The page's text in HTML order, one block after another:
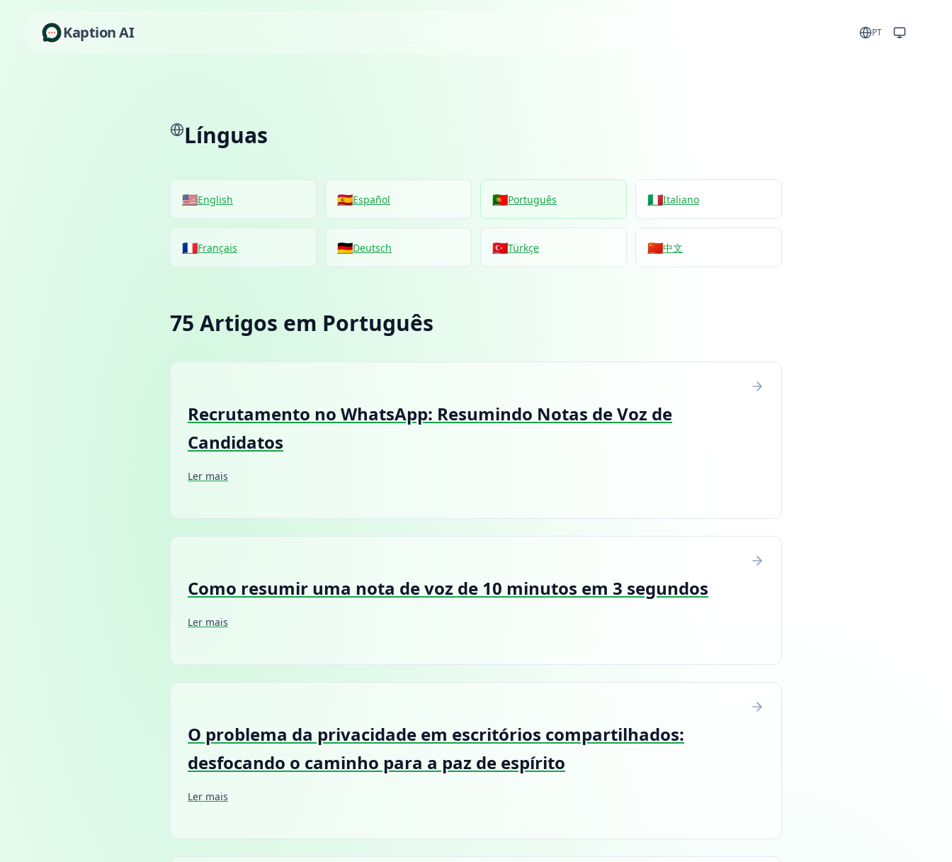
Kaption AI PT
Línguas
🇺🇸English 🇪🇸Español 🇵🇹Português 🇮🇹Italiano
🇫🇷Français 🇩🇪Deutsch 🇹🇷Türkçe 🇨🇳中文
75 Artigos em Português
Recrutamento no WhatsApp: Resumindo Notas de Voz de
Candidatos
Ler mais
Como resumir uma nota de voz de 10 minutos em 3 segundos
Ler mais
O problema da privacidade em escritórios compartilhados:
desfocando o caminho para a paz de espírito
Ler mais